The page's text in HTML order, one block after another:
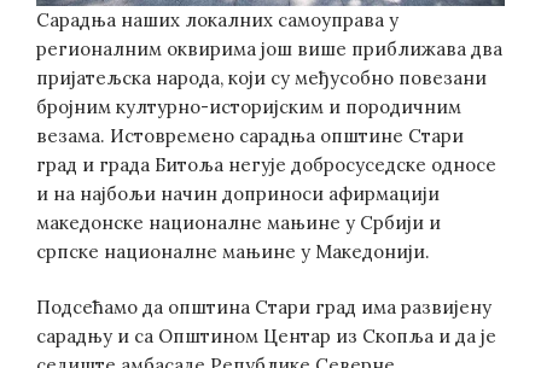
Сарадња наших локалних самоуправа у
регионалним оквирима још више приближава два
пријатељска народа, који су међусобно повезани
бројним културно-историјским и породичним
везама. Истовремено сарадња општине Стари
град и града Битоља негује добросуседске односе
и на најбољи начин доприноси афирмацији
македонске националне мањине у Србији и
српске националне мањине у Македонији.
Подсећамо да општина Стари град има развијену
сарадњу и са Oпштином Центар из Скопља и да је